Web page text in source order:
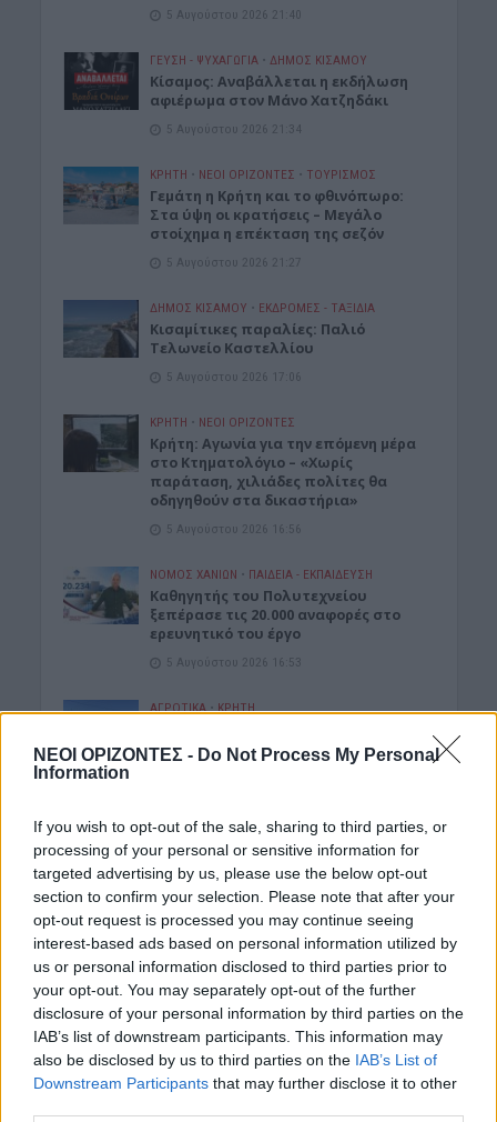
ΝΕΟΙ ΟΡΙΖΟΝΤΕΣ - Do Not Process My Personal
Information
If you wish to opt-out of the sale, sharing to third parties, or
processing of your personal or sensitive information for
targeted advertising by us, please use the below opt-out
section to confirm your selection. Please note that after your
opt-out request is processed you may continue seeing
interest-based ads based on personal information utilized by
us or personal information disclosed to third parties prior to
your opt-out. You may separately opt-out of the further
disclosure of your personal information by third parties on the
IAB’s list of downstream participants. This information may
also be disclosed by us to third parties on the IAB’s List of
Downstream Participants that may further disclose it to other
5 Αυγούστου 2026 21:40
ΓΕΎΣΗ - ΨΥΧΑΓΩΓΊΑ • ΔΉΜΟΣ ΚΙΣΆΜΟΥ
Κίσαμος: Αναβάλλεται η εκδήλωση
αφιέρωμα στον Μάνο Χατζηδάκι
5 Αυγούστου 2026 21:34
ΚΡΗΤΗ • ΝΕΟΙ ΟΡΙΖΟΝΤΕΣ • ΤΟΥΡΙΣΜΟΣ
Γεμάτη η Κρήτη και το φθινόπωρο:
Στα ύψη οι κρατήσεις – Μεγάλο
στοίχημα η επέκταση της σεζόν
5 Αυγούστου 2026 21:27
ΔΉΜΟΣ ΚΙΣΆΜΟΥ • ΕΚΔΡΟΜΈΣ - ΤΑΞΊΔΙΑ
Kισαμίτικες παραλίες: Παλιό
Τελωνείο Καστελλίου
5 Αυγούστου 2026 17:06
ΚΡΗΤΗ • ΝΕΟΙ ΟΡΙΖΟΝΤΕΣ
Kρήτη: Αγωνία για την επόμενη μέρα
στο Κτηματολόγιο – «Χωρίς
παράταση, χιλιάδες πολίτες θα
οδηγηθούν στα δικαστήρια»
5 Αυγούστου 2026 16:56
ΝΟΜΌΣ ΧΑΝΊΩΝ • ΠΑΙΔΕΙΑ - ΕΚΠΑΙΔΕΥΣΗ
Καθηγητής του Πολυτεχνείου
ξεπέρασε τις 20.000 αναφορές στο
ερευνητικό του έργο
5 Αυγούστου 2026 16:53
ΑΓΡΟΤΙΚΑ • ΚΡΗΤΗ
Συσσωρεύονται τα προβλήματα –
Έρχονται αντιδράσεις
ΝΕΟΙ ΟΡΙΖΟΝΤΕΣ
Κρήτη: Τραγικές ελλείψεις στα
φαρμακεία – Λείπουν ακόμη και
κολλύρια
5 Αυγούστου 2026 16:46
Δημοφιλή αυτή την εβδομάδα